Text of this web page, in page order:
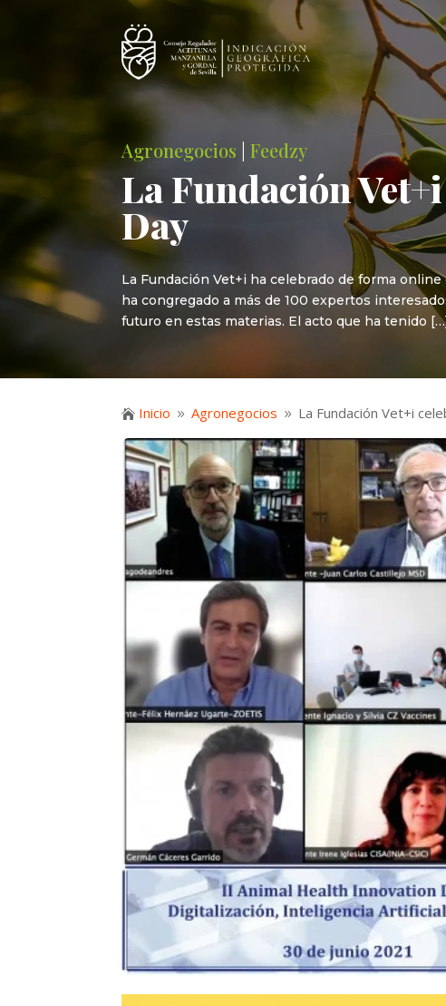
Agronegocios |Feedzy
La Fundación
Day
La Fundación Vet+i ha celebrado de forma
ha congregado a más de 100 expertos
futuro en estas materias. El acto que ha tenido […]
 Inicio 9 Agronegocios 9 La Fundación Vet+i